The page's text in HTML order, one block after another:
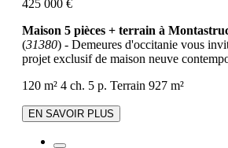
425 000 €
Maison 5 pièces + terrain à
(31380) - Demeures d'occitanie vous
projet exclusif de maison neuve
120 m² 4 ch. 5 p. Terrain 927 m²
EN SAVOIR PLUS